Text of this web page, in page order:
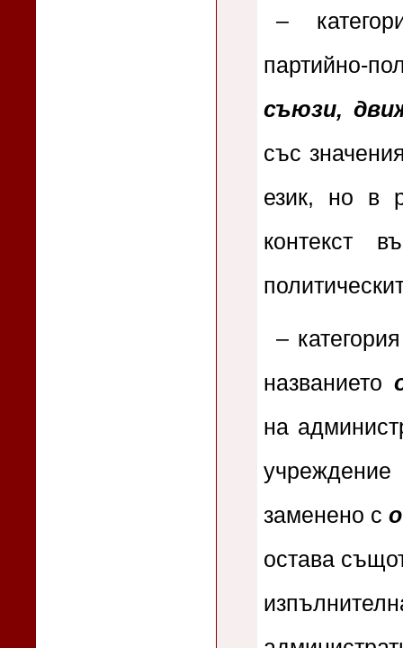
–
партийно-
съюзи,
със
език, но в
контекст
–
названието
на
заменено с
остава